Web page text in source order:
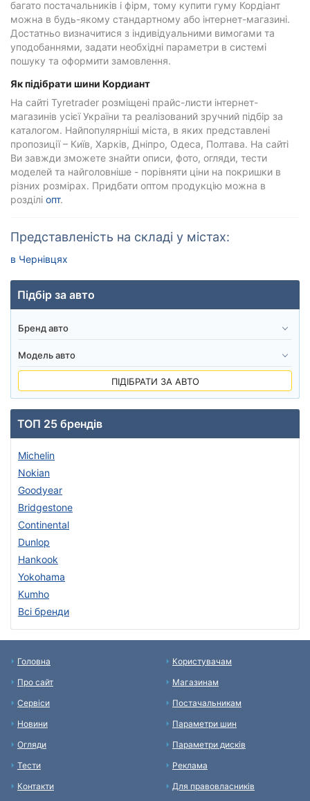
багато постачальників і фірм, тому купити гуму Кордіант
можна в будь-якому стандартному або інтернет-магазині.
Достатньо визначитися з індивідуальними вимогами та
уподобаннями, задати необхідні параметри в системі
пошуку та оформити замовлення.
Як підібрати шини Кордиант
На сайті Tyretrader розміщені прайс-листи інтернет-
магазинів усієї України та реалізований зручний підбір за
каталогом. Найпопулярніші міста, в яких представлені
пропозиції – Київ, Харків, Дніпро, Одеса, Полтава. На сайті
Ви завжди зможете знайти описи, фото, огляди, тести
моделей та найголовніше - порівняти ціни на покришки в
різних розмірах. Придбати оптом продукцію можна в
розділі опт.
Представленість на складі у містах:
в Чернівцях
Підбір за авто
ПІДІБРАТИ ЗА АВТО
ТОП 25 брендів
Michelin
Nokian
Goodyear
Bridgestone
Continental
Dunlop
Hankook
Yokohama
Kumho
Всі бренди
Головна
Про сайт
Сервіси
Новини
Огляди
Тести
Контакти
Користувачам
Магазинам
Постачальникам
Параметри шин
Параметри дисків
Реклама
Для правовласників